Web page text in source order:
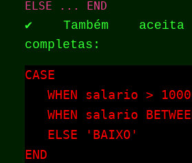
ELSE ... END
✔️ Também aceita
completas:
CASE
WHEN salario >
WHEN salario
   ELSE 'BAIXO'
END